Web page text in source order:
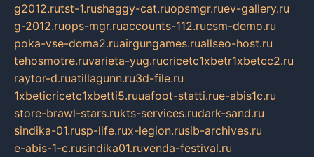
g2012.rutst-1.rushaggy-cat.ruopsmgr.ruev-gallery.ru
g-2012.ruops-mgr.ruaccounts-112.rucsm-demo.ru
poka-vse-doma2.ruairgungames.ruallseo-host.ru
tehosmotre.ruvarieta-yug.rucricetc1xbetr1xbetcc2.ru
raytor-d.ruatillagunn.ru3d-file.ru
1xbeticricetc1xbetti5.ruuafoot-statti.rue-abis1c.ru
store-brawl-stars.rukts-services.rudark-sand.ru
sindika-01.rusp-life.rux-legion.rusib-archives.ru
e-abis-1-c.rusindika01.ruvenda-festival.ru